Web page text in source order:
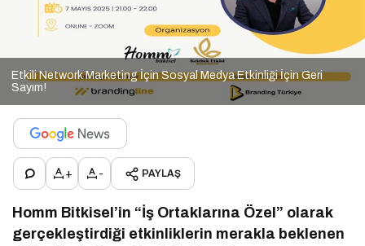
Etkili Network Marketing İçin Sosyal Medya Etkinliği İçin Geri
Sayım!
+ - PAYLAŞ
Homm Bitkisel’in “İş Ortaklarına Özel” olarak
gerçekleştirdiği etkinliklerin merakla beklenen